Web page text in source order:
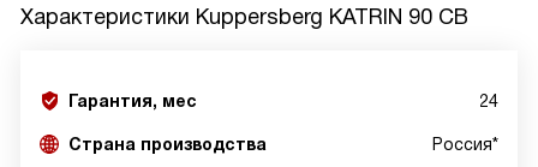
Характеристики Kuppersberg KATRIN 90 CB
Гарантия, мес 24
Страна производства Россия*